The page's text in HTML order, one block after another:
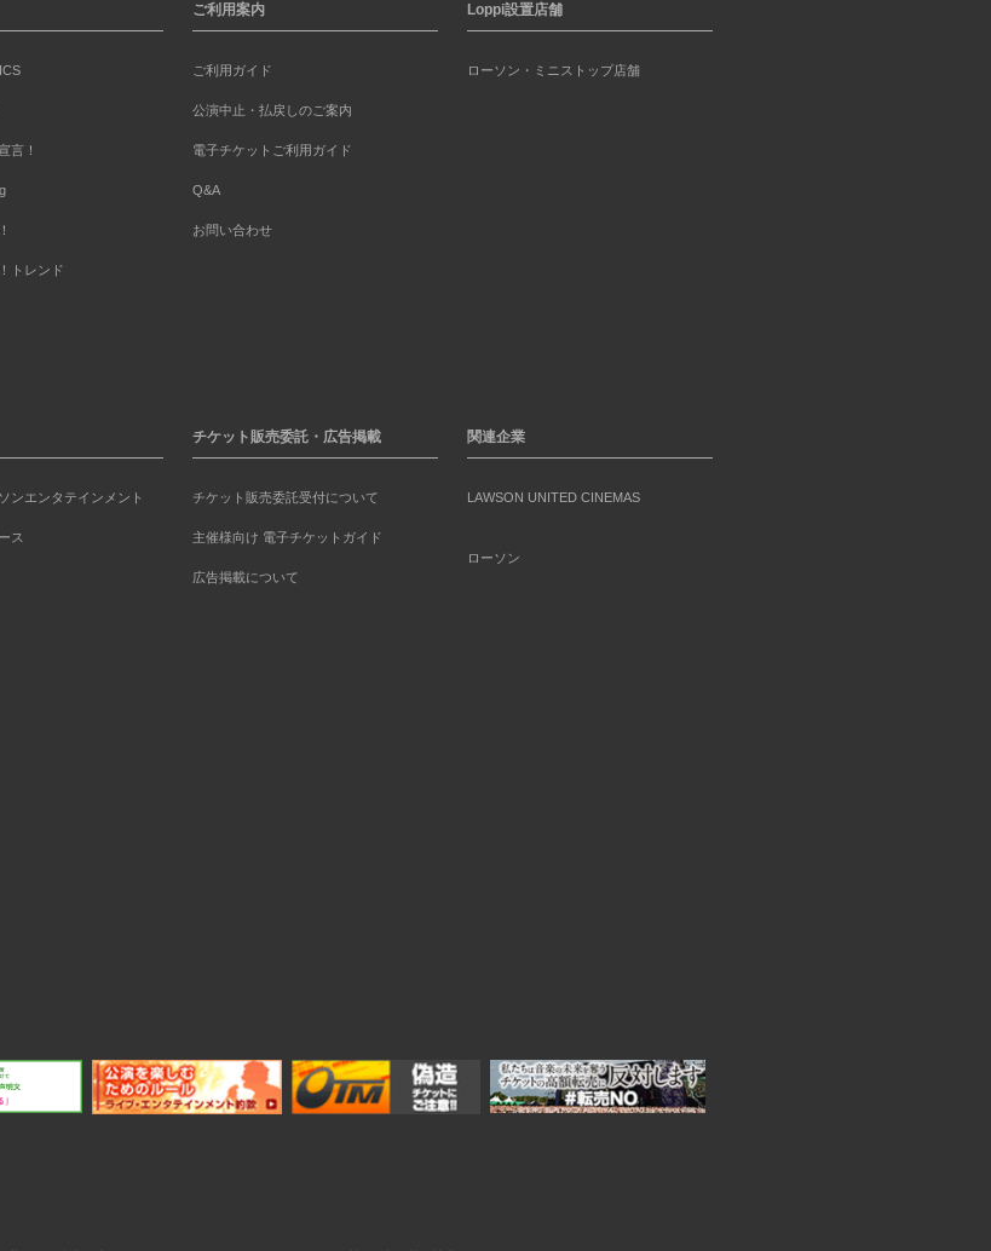
言！
トレンド
ご利用案内
ご利用ガイド
公演中止・払戻しのご案内
電子チケットご利用ガイド
Q&A
お問い合わせ
Loppi設置店舗
ローソン・ミニストップ店舗
ンエンタテインメント
ス
チケット販売委託・広告掲載
チケット販売委託受付について
主催様向け 電子チケットガイド
広告掲載について
関連企業
LAWSON UNITED CINEMAS
ローソン